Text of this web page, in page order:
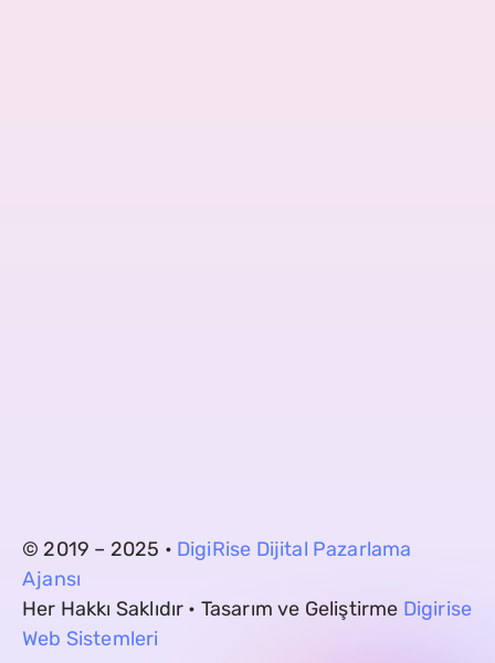
© 2019 – 2025 • DigiRise Dijital Pazarlama
Ajansı
Her Hakkı Saklıdır • Tasarım ve Geliştirme Digirise
Web Sistemleri